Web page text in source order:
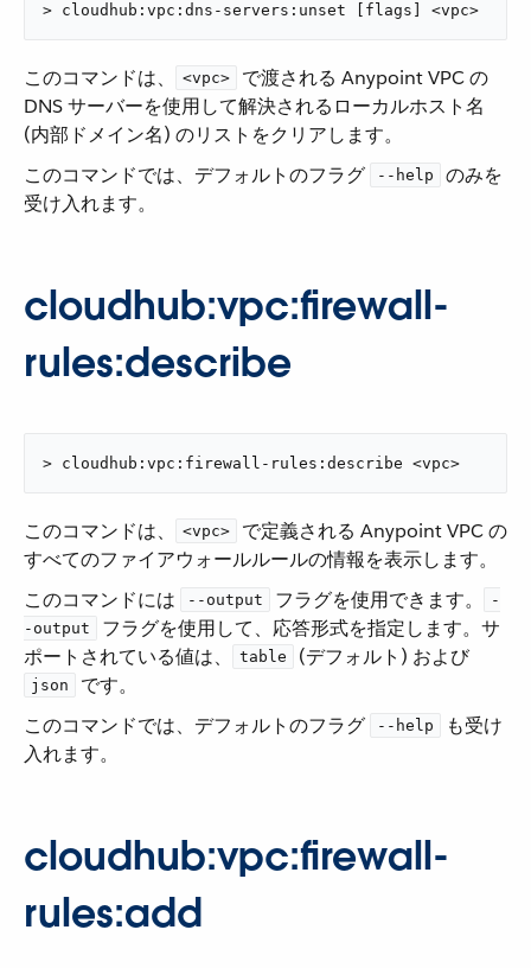
> cloudhub:vpc:dns-servers:unset [flags] <vpc>
このコマンドは、​ <vpc>
​ で渡される Anypoint VPC の
DNS サーバーを使用して解決されるローカルホスト名
(内部ドメイン名) のリストをクリアします。
このコマンドでは、デフォルトのフラグ ​
--help
​ のみを
受け入れます。
cloudhub:vpc:firewall-
rules:describe
> cloudhub:vpc:firewall-rules:describe <vpc>
このコマンドは、​ <vpc>
​ で定義される Anypoint VPC の
すべてのファイアウォールルールの情報を表示します。
このコマンドには ​
--output ​ フラグを使用できます。​
-
-output
​ フラグを使用して、応答形式を指定します。サ
ポートされている値は、​
table ​ (デフォルト) および ​
json
​ です。
このコマンドでは、デフォルトのフラグ ​
--help
​ も受け
入れます。
cloudhub:vpc:firewall-
rules:add